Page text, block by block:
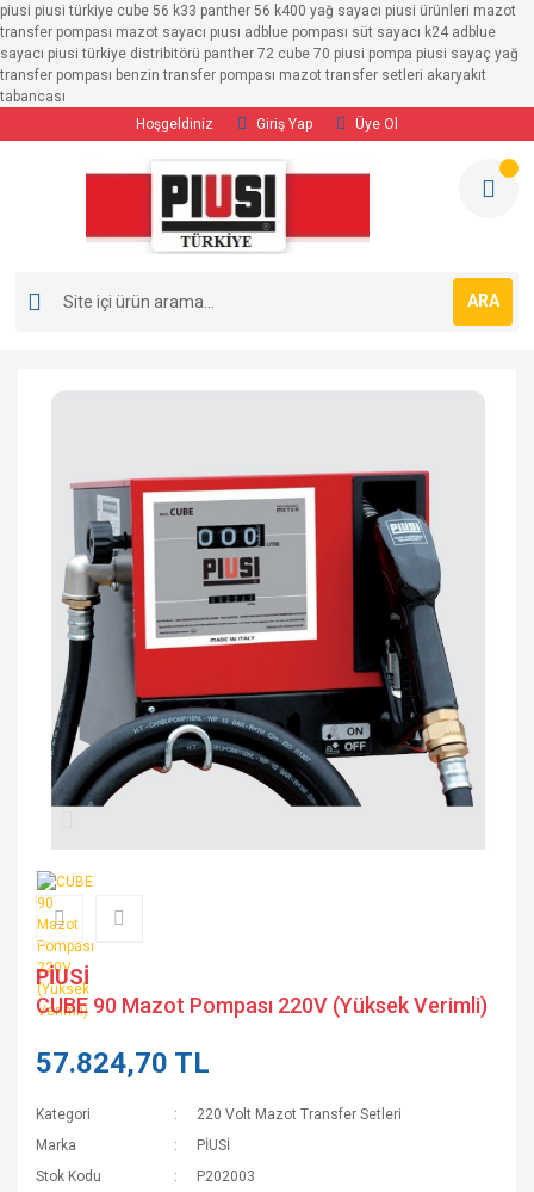
piusi piusi türkiye cube 56 k33 panther 56 k400 yağ sayacı piusi ürünleri mazot
transfer pompası mazot sayacı pıusı adblue pompası süt sayacı k24 adblue
sayacı piusi türkiye distribitörü panther 72 cube 70 piusi pompa piusi sayaç yağ
transfer pompası benzin transfer pompası mazot transfer setleri akaryakıt
tabancası
Hoşgeldiniz
Giriş Yap Üye Ol
ARA
PİUSİ
CUBE 90 Mazot Pompası 220V (Yüksek Verimli)
57.824,70 TL
Kategori
220 Volt Mazot Transfer Setleri
Marka
PİUSİ
Stok Kodu
P202003